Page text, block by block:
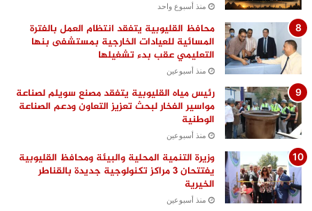
منذ أسبوع واحد
محافظ القليوبية يتفقد انتظام العمل بالفترة
المسائية للعيادات الخارجية بمستشفى بنها
التعليمي عقب بدء تشغيلها
منذ أسبوعين
رئيس مياه القليوبية يتفقد مصنع سويلم لصناعة
مواسير الفخار لبحث تعزيز التعاون ودعم الصناعة
الوطنية
منذ أسبوعين
وزيرة التنمية المحلية والبيئة ومحافظ القليوبية
يفتتحان 3 مراكز تكنولوجية جديدة بالقناطر
الخيرية
منذ أسبوعين